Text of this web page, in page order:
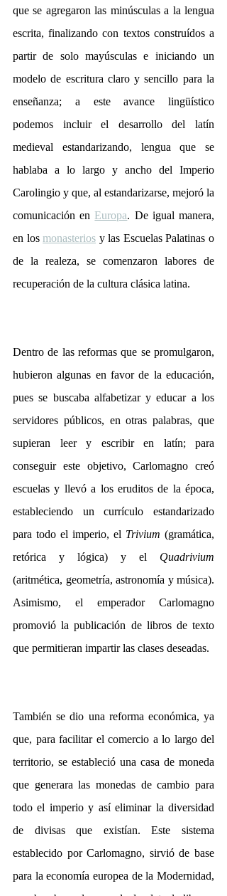
que se agregaron las minúsculas a la lengua
escrita, finalizando con textos construídos a
partir de solo mayúsculas e iniciando un
modelo de escritura claro y sencillo para la
enseñanza; a este avance lingüístico
podemos incluir el desarrollo del latín
medieval estandarizando, lengua que se
hablaba a lo largo y ancho del Imperio
Carolingio y que, al estandarizarse, mejoró la
comunicación en Europa. De igual manera,
en los monasterios y las Escuelas Palatinas o
de la realeza, se comenzaron labores de
recuperación de la cultura clásica latina.
Dentro de las reformas que se promulgaron,
hubieron algunas en favor de la educación,
pues se buscaba alfabetizar y educar a los
servidores públicos, en otras palabras, que
supieran leer y escribir en latín; para
conseguir este objetivo, Carlomagno creó
escuelas y llevó a los eruditos de la época,
estableciendo un currículo estandarizado
para todo el imperio, el Trivium (gramática,
retórica y lógica) y el Quadrivium
(aritmética, geometría, astronomía y música).
Asimismo, el emperador Carlomagno
promovió la publicación de libros de texto
que permitieran impartir las clases deseadas.
También se dio una reforma económica, ya
que, para facilitar el comercio a lo largo del
territorio, se estableció una casa de moneda
que generara las monedas de cambio para
todo el imperio y así eliminar la diversidad
de divisas que existían. Este sistema
establecido por Carlomagno, sirvió de base
para la economía europea de la Modernidad,